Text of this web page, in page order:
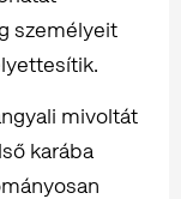
személyeit
mivoltát
karába